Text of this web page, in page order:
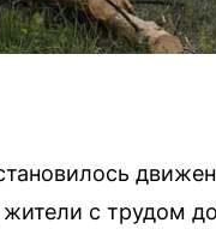
жители с трудом